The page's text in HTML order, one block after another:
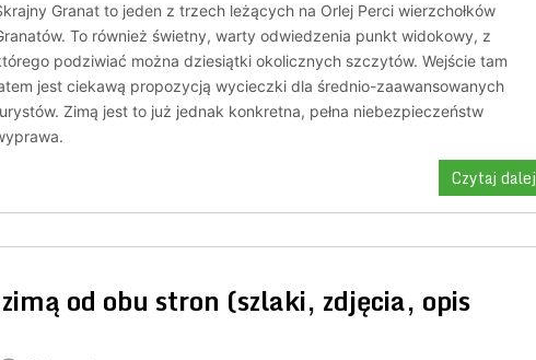
Granat to jeden z trzech leżących na Orlej Perci wierzchołków
To również świetny, warty odwiedzenia punkt widokowy, z
podziwiać można dziesiątki okolicznych szczytów. Wejście tam
jest ciekawą propozycją wycieczki dla średnio-zaawansowanych
Zimą jest to już jednak konkretna, pełna niebezpieczeństw
Czytaj dalej
zimą od obu stron (szlaki, zdjęcia, opis